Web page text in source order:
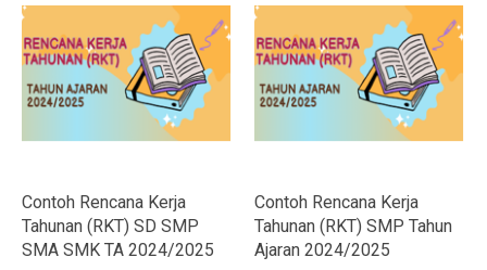
Contoh Rencana Kerja
Tahunan (RKT) SD SMP
SMA SMK TA 2024/2025
Contoh Rencana Kerja
Tahunan (RKT) SMP Tahun
Ajaran 2024/2025